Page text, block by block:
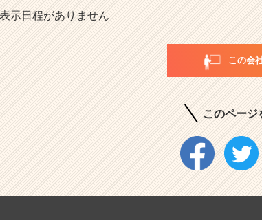
表示日程がありません
この会
このページ